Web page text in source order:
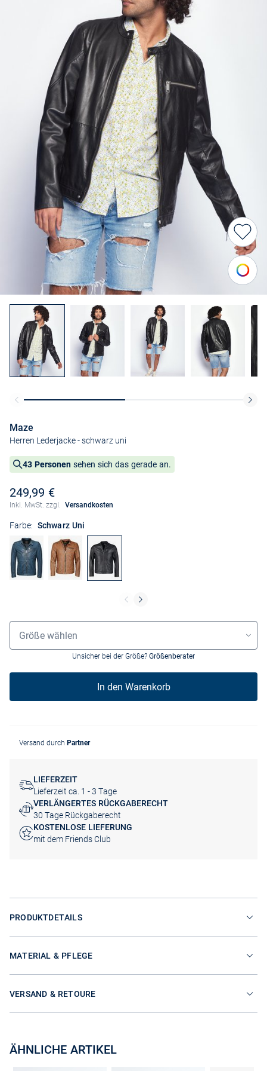
Maze
Herren Lederjacke- schwarz uni
43 Personen sehen sich das gerade an.
249,99 €
Inkl. MwSt. zzgl. Versandkosten
Farbe: Schwarz Uni
Größenauswahl
Größe wählen
Unsicher bei der Größe? Größenberater
In den Warenkorb
Versand durch Partner
LIEFERZEIT
Lieferzeit ca. 1 - 3 Tage
VERLÄNGERTES RÜCKGABERECHT
30 Tage Rückgaberecht
KOSTENLOSE LIEFERUNG
mit dem Friends Club
PRODUKTDETAILS
MATERIAL & PFLEGE
VERSAND & RETOURE
ÄHNLICHE ARTIKEL